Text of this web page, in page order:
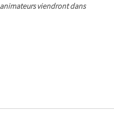
viendront dans